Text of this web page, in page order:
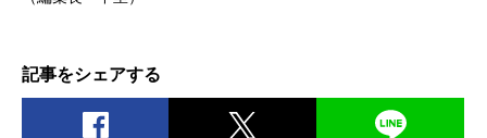
記事をシェアする